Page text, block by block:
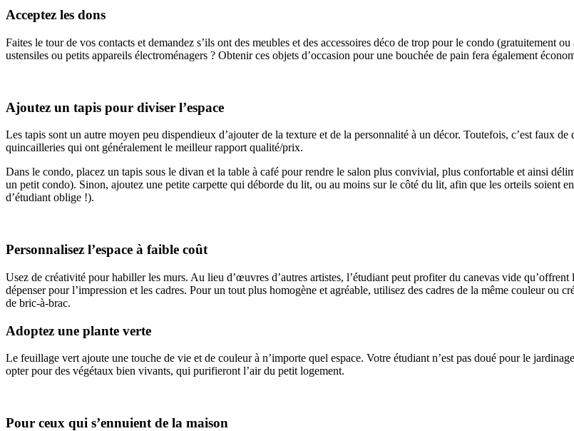
Acceptez les dons
Faites le tour de vos contacts et demandez s’ils ont des meubles et des accessoires déco de trop pour le condo (gratuitement
ustensiles ou petits appareils électroménagers ? Obtenir ces objets d’occasion pour une bouchée de pain fera également
Ajoutez un tapis pour diviser l’espace
Les tapis sont un autre moyen peu dispendieux d’ajouter de la texture et de la personnalité à un décor. Toutefois, c’est faux
quincailleries qui ont généralement le meilleur rapport qualité/prix.
Dans le condo, placez un tapis sous le divan et la table à café pour rendre le salon plus convivial, plus confortable et ainsi
un petit condo). Sinon, ajoutez une petite carpette qui déborde du lit, ou au moins sur le côté du lit, afin que les orteils soient
d’étudiant oblige !).
Personnalisez l’espace à faible coût
Usez de créativité pour habiller les murs. Au lieu d’œuvres d’autres artistes, l’étudiant peut profiter du canevas vide
dépenser pour l’impression et les cadres. Pour un tout plus homogène et agréable, utilisez des cadres de la même couleur ou
de bric-à-brac.
Adoptez une plante verte
Le feuillage vert ajoute une touche de vie et de couleur à n’importe quel espace. Votre étudiant n’est pas doué pour le
opter pour des végétaux bien vivants, qui purifieront l’air du petit logement.
Pour ceux qui s’ennuient de la maison